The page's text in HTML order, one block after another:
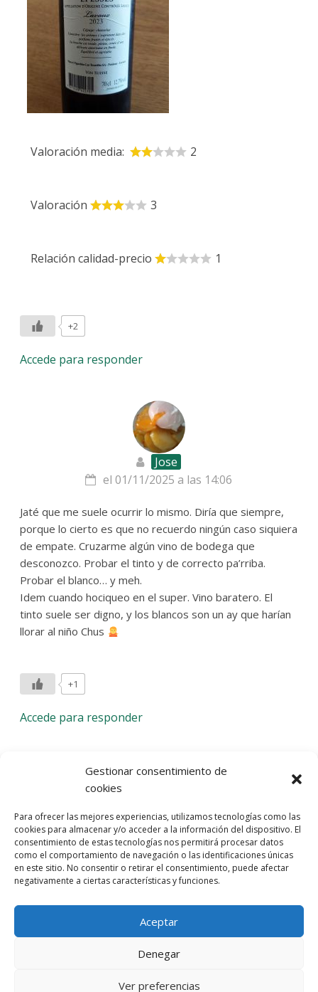
Gestionar consentimiento de
cookies
Para ofrecer las mejores experiencias, utilizamos tecnologías como las
cookies para almacenar y/o acceder a la información del dispositivo. El
consentimiento de estas tecnologías nos permitirá procesar datos
como el comportamiento de navegación o las identificaciones únicas
en este sitio. No consentir o retirar el consentimiento, puede afectar
negativamente a ciertas características y funciones.
Aceptar
Denegar
Ver preferencias
Valoración media: 2
Valoración 3
Relación calidad-precio 1
+2
Accede para responder
Jose
el 01/11/2025 a las 14:06
Jaté que me suele ocurrir lo mismo. Diría que siempre,
porque lo cierto es que no recuerdo ningún caso siquiera
de empate. Cruzarme algún vino de bodega que
desconozco. Probar el tinto y de correcto pa’rriba.
Probar el blanco… y meh.
Idem cuando hociqueo en el super. Vino baratero. El
tinto suele ser digno, y los blancos son un ay que harían
llorar al niño Chus
+1
Accede para responder
Deja una respuesta
comentario.
Entra con tu red social
He leído y acepto laPolítica de Privacidad